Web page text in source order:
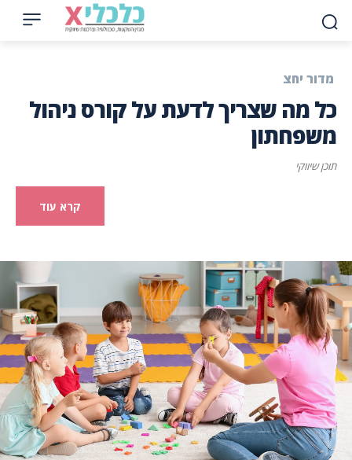
מדור יחצ
כל מה שצריך לדעת על קורס ניהול
משפחתון
תוכן שיווקי
קרא עוד